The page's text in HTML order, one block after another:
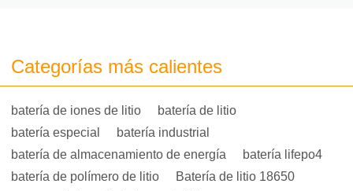
Categorías más calientes
batería de iones de litio
batería de litio
batería especial
batería industrial
batería de almacenamiento de energía
batería lifepo4
batería de polímero de litio
Batería de litio 18650